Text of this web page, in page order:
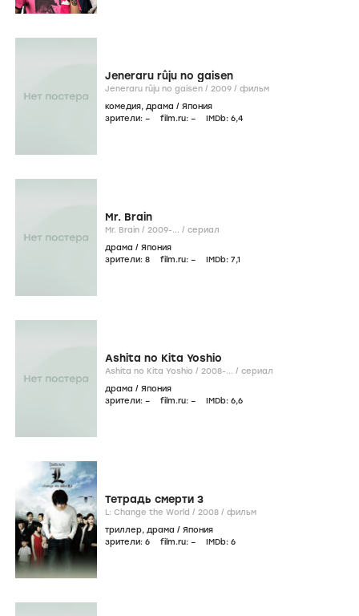
Jeneraru rûju no gaisen
Jeneraru rûju no gaisen / 2009 / фильм
комедия, драма / Япония
зрители: – film.ru: – IMDb: 6,4
Mr. Brain
Mr. Brain / 2009-... / сериал
драма / Япония
зрители: 8 film.ru: – IMDb: 7,1
Ashita no Kita Yoshio
Ashita no Kita Yoshio / 2008-... / сериал
драма / Япония
зрители: – film.ru: – IMDb: 6,6
Тетрадь смерти 3
L: Change the World / 2008 / фильм
триллер, драма / Япония
зрители: 6 film.ru: – IMDb: 6